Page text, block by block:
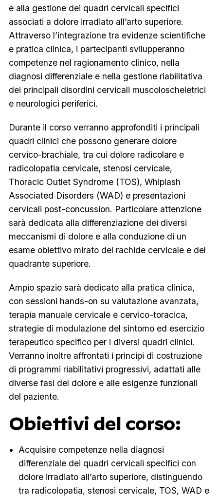
e alla gestione dei quadri cervicali specifici
associati a dolore irradiato all’arto superiore.
Attraverso l’integrazione tra evidenze scientifiche
e pratica clinica, i partecipanti svilupperanno
competenze nel ragionamento clinico, nella
diagnosi differenziale e nella gestione riabilitativa
dei principali disordini cervicali muscoloscheletrici
e neurologici periferici.
Durante il corso verranno approfonditi i principali
quadri clinici che possono generare dolore
cervico-brachiale, tra cui dolore radicolare e
radicolopatia cervicale, stenosi cervicale,
Thoracic Outlet Syndrome (TOS), Whiplash
Associated Disorders (WAD) e presentazioni
cervicali post-concussion. Particolare attenzione
sarà dedicata alla differenziazione dei diversi
meccanismi di dolore e alla conduzione di un
esame obiettivo mirato del rachide cervicale e del
quadrante superiore.
Ampio spazio sarà dedicato alla pratica clinica,
con sessioni hands-on su valutazione avanzata,
terapia manuale cervicale e cervico-toracica,
strategie di modulazione del sintomo ed esercizio
terapeutico specifico per i diversi quadri clinici.
Verranno inoltre affrontati i principi di costruzione
di programmi riabilitativi progressivi, adattati alle
diverse fasi del dolore e alle esigenze funzionali
del paziente.
Obiettivi del corso:
Acquisire competenze nella diagnosi
differenziale dei quadri cervicali specifici con
dolore irradiato all’arto superiore, distinguendo
tra radicolopatia, stenosi cervicale, TOS, WAD e